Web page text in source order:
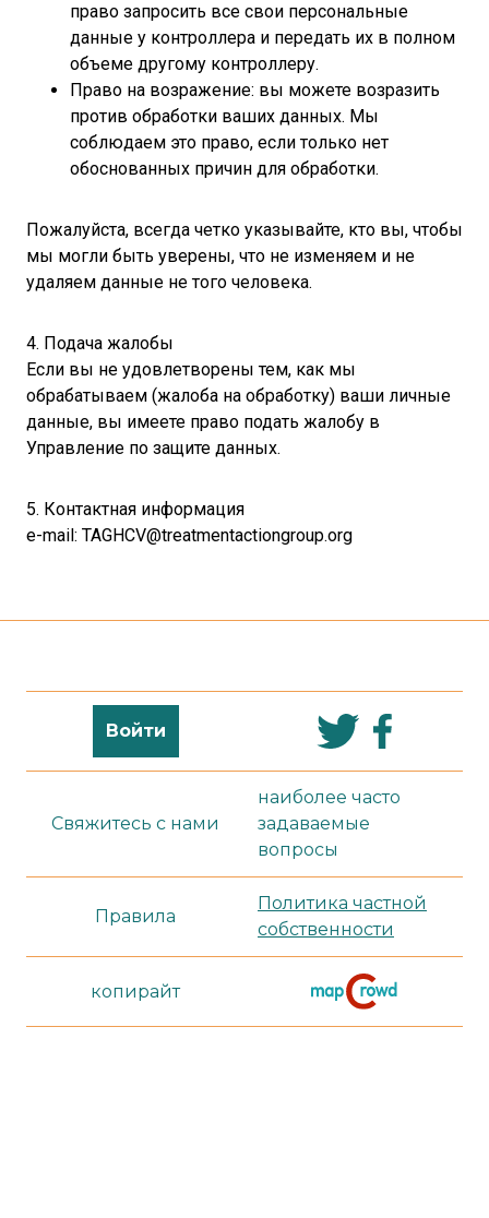
право запросить все свои персональные
данные у контроллера и передать их в полном
объеме другому контроллеру.
Право на возражение: вы можете возразить
против обработки ваших данных. Мы
соблюдаем это право, если только нет
обоснованных причин для обработки.
Пожалуйста, всегда четко указывайте, кто вы, чтобы
мы могли быть уверены, что не изменяем и не
удаляем данные не того человека.
4. Подача жалобы
Если вы не удовлетворены тем, как мы
обрабатываем (жалоба на обработку) ваши личные
данные, вы имеете право подать жалобу в
Управление по защите данных.
5. Контактная информация
e-mail: TAGHCV@treatmentactiongroup.org
Войти
Свяжитесь с нами
наиболее часто
задаваемые
вопросы
Правила
Политика частной
собственности
копирайт